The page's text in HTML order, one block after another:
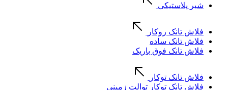
شیر پلاستیکی
فلاش تانک روکار
فلاش تانک ساده
فلاش تانک فوق باریک
فلاش تانک توکار
فلاش تانک توکار توالت زمینی